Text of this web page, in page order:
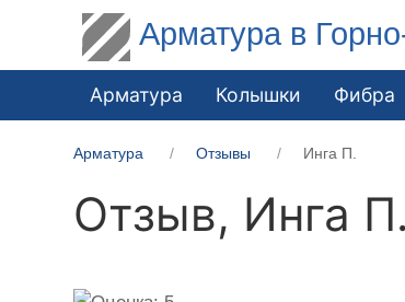
Арматура в
Арматура Колышки Фибра
Арматура Отзывы Инга П.
Отзыв, Инга П.